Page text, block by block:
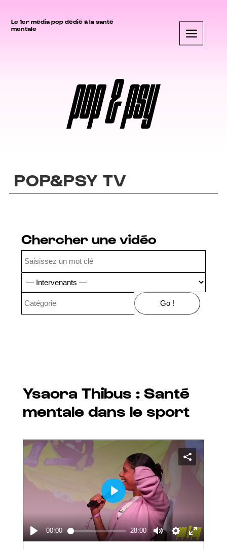
Le 1er média pop dédié à la santé
mentale
POP&PSY TV
Chercher une vidéo
Ysaora Thibus : Santé
mentale dans le sport